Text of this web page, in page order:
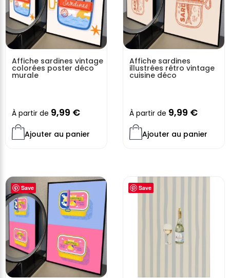
Affiche sardines vintage
colorées poster déco
murale
À partir de 9,99 €
Ajouter au panier
Affiche sardines
illustrées rétro vintage
cuisine déco
À partir de 9,99 €
Ajouter au panier
Save Save